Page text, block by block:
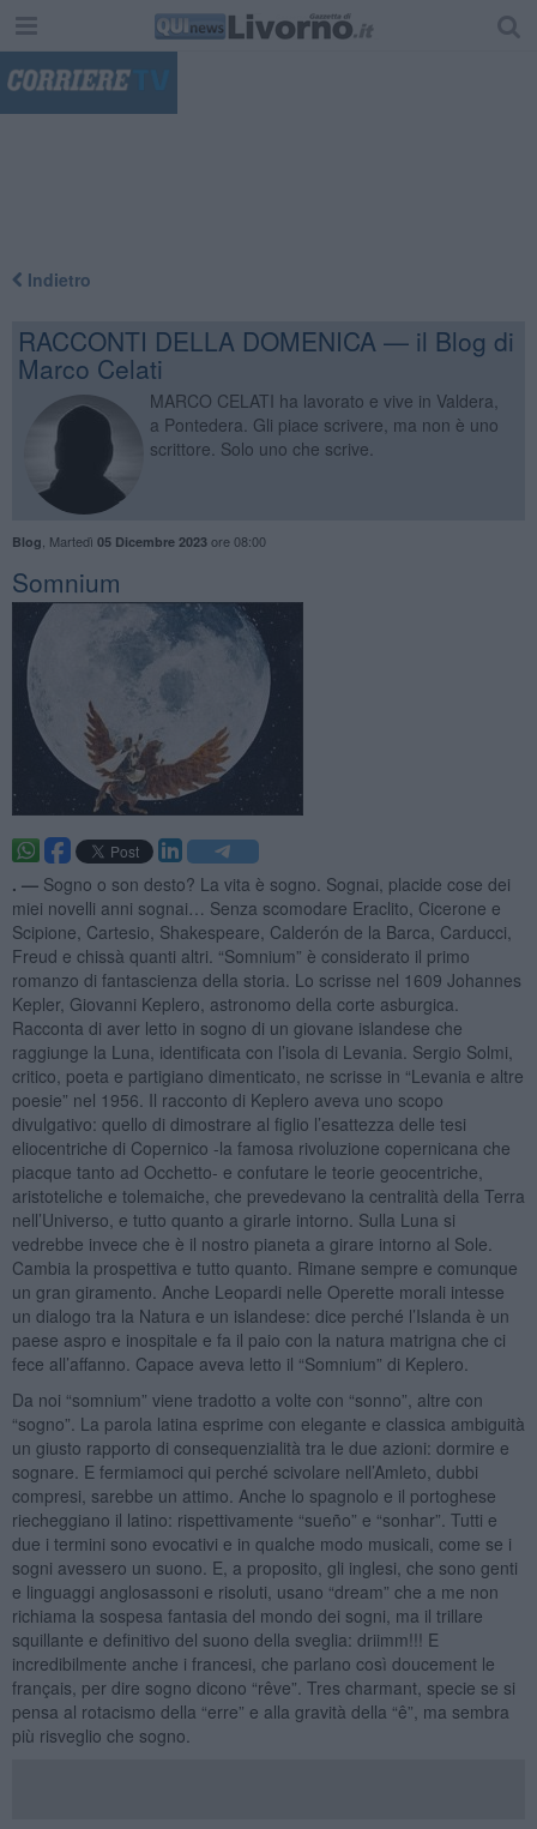
Indietro
RACCONTI DELLA DOMENICA — il Blog di
Marco Celati
MARCO CELATI ha lavorato e vive in Valdera,
a Pontedera. Gli piace scrivere, ma non è uno
scrittore. Solo uno che scrive.
Blog Martedì 05 Dicembre 2023ore 08:00
Somnium
. — Sogno o son desto? La vita è sogno. Sognai, placide cose dei
miei novelli anni sognai… Senza scomodare Eraclito, Cicerone e
Scipione, Cartesio, Shakespeare, Calderón de la Barca, Carducci,
Freud e chissà quanti altri. “Somnium” è considerato il primo
romanzo di fantascienza della storia. Lo scrisse nel 1609 Johannes
Kepler, Giovanni Keplero, astronomo della corte asburgica.
Racconta di aver letto in sogno di un giovane islandese che
raggiunge la Luna, identificata con l’isola di Levania. Sergio Solmi,
critico, poeta e partigiano dimenticato, ne scrisse in “Levania e altre
poesie” nel 1956. Il racconto di Keplero aveva uno scopo
divulgativo: quello di dimostrare al figlio l’esattezza delle tesi
eliocentriche di Copernico -la famosa rivoluzione copernicana che
piacque tanto ad Occhetto- e confutare le teorie geocentriche,
aristoteliche e tolemaiche, che prevedevano la centralità della Terra
nell’Universo, e tutto quanto a girarle intorno. Sulla Luna si
vedrebbe invece che è il nostro pianeta a girare intorno al Sole.
Cambia la prospettiva e tutto quanto. Rimane sempre e comunque
un gran giramento. Anche Leopardi nelle Operette morali intesse
un dialogo tra la Natura e un islandese: dice perché l’Islanda è un
paese aspro e inospitale e fa il paio con la natura matrigna che ci
fece all’affanno. Capace aveva letto il “Somnium” di Keplero.
Da noi “somnium” viene tradotto a volte con “sonno”, altre con
“sogno”. La parola latina esprime con elegante e classica ambiguità
un giusto rapporto di consequenzialità tra le due azioni: dormire e
sognare. E fermiamoci qui perché scivolare nell’Amleto, dubbi
compresi, sarebbe un attimo. Anche lo spagnolo e il portoghese
riecheggiano il latino: rispettivamente “sueño” e “sonhar”. Tutti e
due i termini sono evocativi e in qualche modo musicali, come se i
sogni avessero un suono. E, a proposito, gli inglesi, che sono genti
e linguaggi anglosassoni e risoluti, usano “dream” che a me non
richiama la sospesa fantasia del mondo dei sogni, ma il trillare
squillante e definitivo del suono della sveglia: driimm!!! E
incredibilmente anche i francesi, che parlano così doucement le
français, per dire sogno dicono “rêve”. Tres charmant, specie se si
pensa al rotacismo della “erre” e alla gravità della “ê”, ma sembra
più risveglio che sogno.